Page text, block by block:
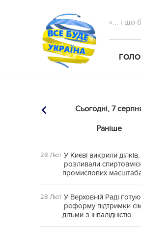
«... і що
Сьогодні, 7
Раніше
28 Лют У Києві викрили ділків,
розливали
промислових
28 Лют У Верховній Раді
реформу підтримки
дітьми з інвалідністю